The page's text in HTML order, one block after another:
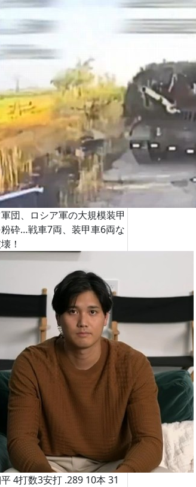
団、ロシア軍の大規模装甲
砕…戦車7両、装甲車6両な
！
4打数3安打 .289 10本 31